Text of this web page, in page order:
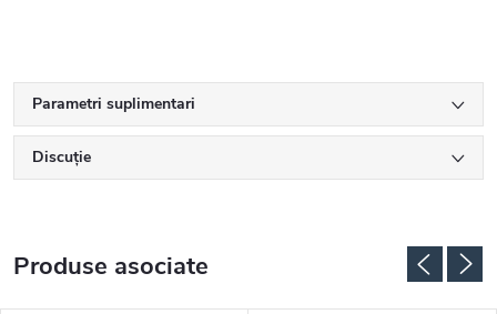
Parametri suplimentari
Discuţie
Produse asociate